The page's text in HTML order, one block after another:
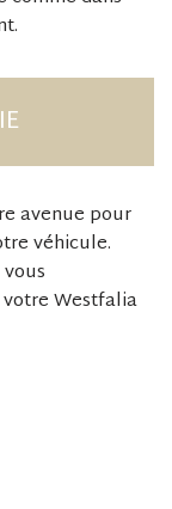
avenue pour
véhicule.
Westfalia